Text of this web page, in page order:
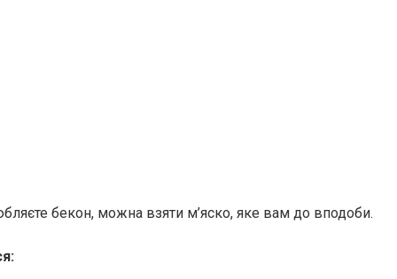
бекон, можна взяти м’яско, яке вам до вподоби.